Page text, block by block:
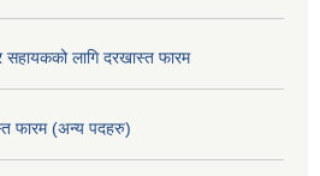
सहायकको लागि दरखास्त फारम
फारम (अन्य पदहरु)